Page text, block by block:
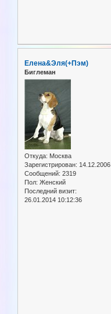
Елена&Эля(+Пэм)
Биглеман
Откуда: Москва
Зарегистрирован: 14.12.2006
Сообщений: 2319
Пол: Женский
Последний визит:
26.01.2014 10:12:36